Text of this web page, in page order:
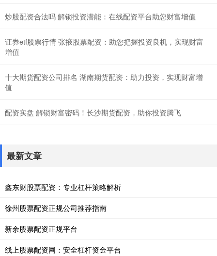
炒股配资合法吗 解锁投资潜能：在线配资平台助您财富增值
证券etf股票行情 张掖股票配资：助您把握投资良机，实现财富
增值
十大期货配资公司排名 湖南期货配资：助力投资，实现财富增
值
配资实盘 解锁财富密码！长沙期货配资，助你投资腾飞
最新文章
鑫东财股票配资：专业杠杆策略解析
徐州股票配资正规公司推荐指南
新余股票配资正规平台
线上股票配资网：安全杠杆资金平台